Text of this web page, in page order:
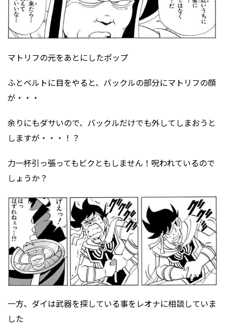
マトリフの元をあとにしたポップ
ふとベルトに目をやると、バックルの部分にマトリフの顔
が・・・
余りにもダサいので、バックルだけでも外してしまおうと
しますが・・・！？
力一杯引っ張ってもビクともしません！呪われているので
しょうか？
一方、ダイは武器を探している事をレオナに相談していま
した